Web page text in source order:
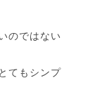
のではない
てもシンプ